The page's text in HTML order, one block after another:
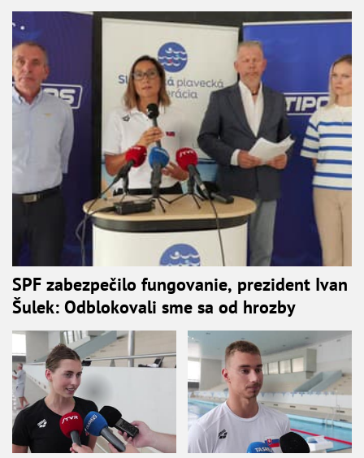
SPF zabezpečilo fungovanie, prezident Ivan
Šulek: Odblokovali sme sa od hrozby